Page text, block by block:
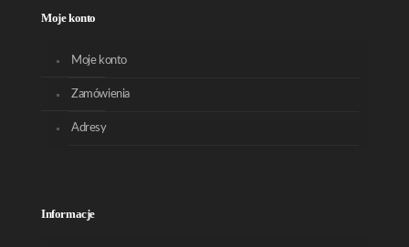
Moje konto
Moje konto
Zamówienia
Adresy
Informacje